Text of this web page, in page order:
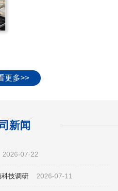
更多>>
新闻
07-22
技调研 2026-07-11